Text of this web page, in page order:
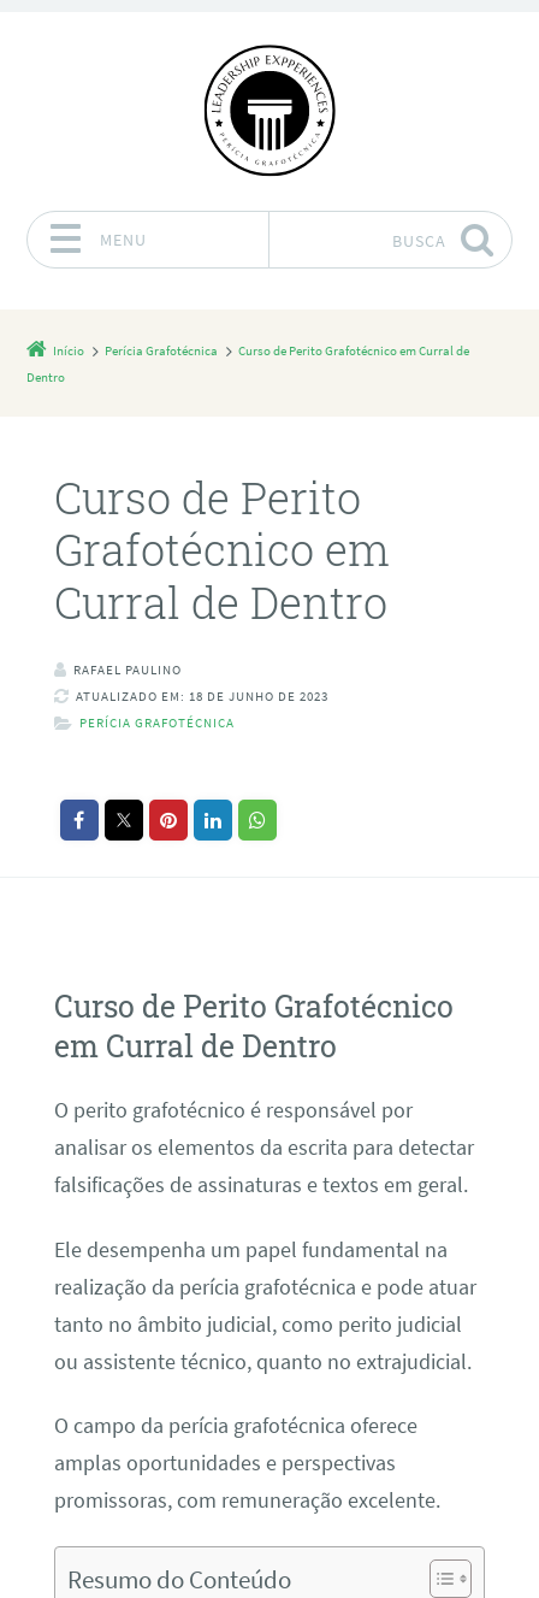
MENU BUSCA
Início Perícia Grafotécnica
Curso de Perito Grafotécnico em Curral de
Dentro
Curso de Perito
Grafotécnico em
Curral de Dentro
RAFAEL PAULINO
ATUALIZADO EM: 18 DE JUNHO DE 2023
PERÍCIA GRAFOTÉCNICA
Curso de Perito Grafotécnico
em Curral de Dentro
O perito grafotécnico é responsável por
analisar os elementos da escrita para detectar
falsificações de assinaturas e textos em geral.
Ele desempenha um papel fundamental na
realização da perícia grafotécnica e pode atuar
tanto no âmbito judicial, como perito judicial
ou assistente técnico, quanto no extrajudicial.
O campo da perícia grafotécnica oferece
amplas oportunidades e perspectivas
promissoras, com remuneração excelente.
Resumo do Conteúdo